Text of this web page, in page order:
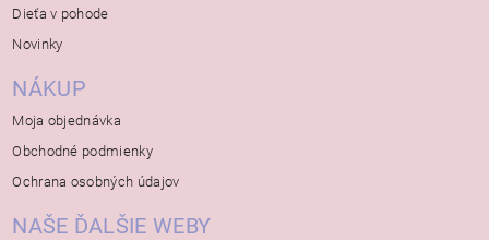
Dieťa v pohode
Novinky
NÁKUP
Moja objednávka
Obchodné podmienky
Ochrana osobných údajov
NAŠE ĎALŠIE WEBY